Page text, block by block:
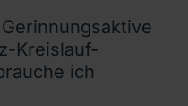
Kreislauf-
ich